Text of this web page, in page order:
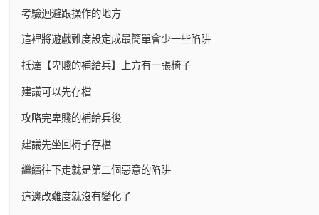
考驗迴避跟操作的地方
這裡將遊戲難度設定成最簡單會少一些陷阱
抵達【卑賤的補給兵】上方有一張椅子
建議可以先存檔
攻略完卑賤的補給兵後
建議先坐回椅子存檔
繼續往下走就是第二個惡意的陷阱
這邊改難度就沒有變化了